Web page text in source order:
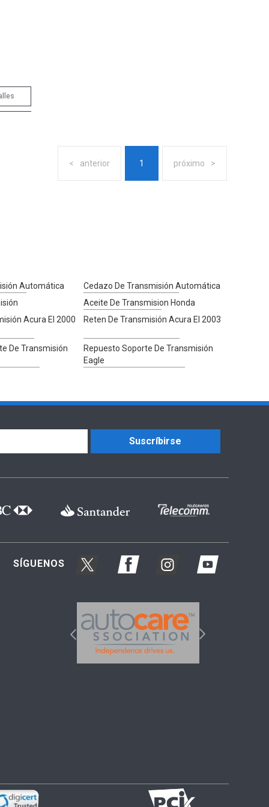
anterior 1 próximo
Automática
Cedazo De Transmisión Automática
Aceite De Transmision Honda
Acura El 2000 Reten De Transmisión Acura El 2003
De Transmisión
Repuesto Soporte De Transmisión
Eagle
Suscríbirse
SÍGUENOS